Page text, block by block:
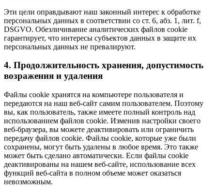
Эти цели оправдывают наш законный интерес к обработке
персональных данных в соответствии со ст. 6, абз. 1, лит. f,
DSGVO. Обезличивание аналитических файлов cookie
гарантирует, что интересы субъектов данных в защите их
персональных данных не превалируют.
4. Продолжительность хранения, допустимость
возражения и удаления
Файлы cookie хранятся на компьютере пользователя и
передаются на наш веб-сайт самим пользователем. Поэтому
вы, как пользователь, также имеете полный контроль над
использованием файлов cookie. Изменив настройки своего
веб-браузера, вы можете деактивировать или ограничить
передачу файлов cookie. Файлы cookie, которые уже были
сохранены, могут быть удалены в любое время. Это также
может быть сделано автоматически. Если файлы cookie
деактивированы на нашем веб-сайте, использование всех
функций веб-сайта в полном объеме может оказаться
невозможным.